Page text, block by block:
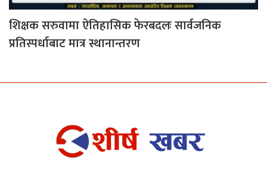
शिक्षक सरुवामा ऐतिहासिक फेरबदलः सार्वजनिक
प्रतिस्पर्धाबाट मात्र स्थानान्तरण